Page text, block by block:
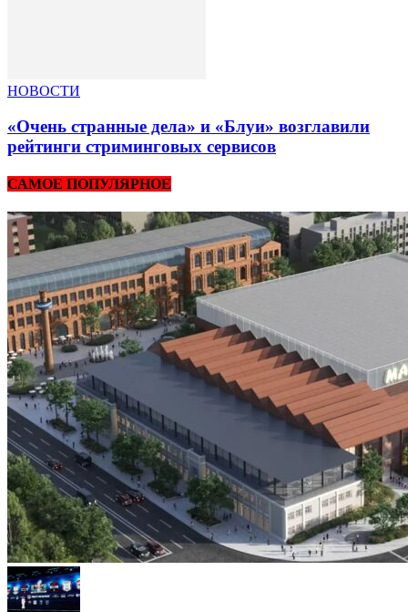
НОВОСТИ
«Очень странные дела» и «Блуи» возглавили
рейтинги стриминговых сервисов
САМОЕ ПОПУЛЯРНОЕ